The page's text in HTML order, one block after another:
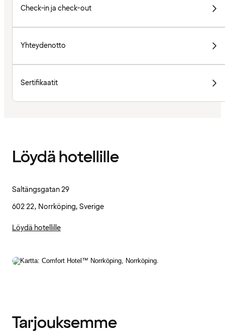
Check-in ja check-out
Yhteydenotto
Sertifikaatit
Löydä hotellille
Saltängsgatan 29
602 22, Norrköping, Sverige
Löydä hotellille
Tarjouksemme